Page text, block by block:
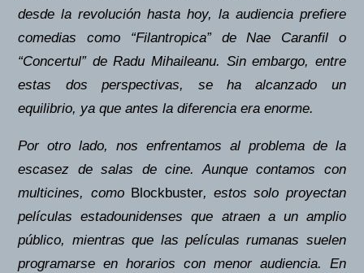
desde la revolución hasta hoy, la audiencia prefiere
comedias como “Filantropica” de Nae Caranfil o
“Concertul” de Radu Mihaileanu. Sin embargo, entre
estas dos perspectivas, se ha alcanzado un
equilibrio, ya que antes la diferencia era enorme.
Por otro lado, nos enfrentamos al problema de la
escasez de salas de cine. Aunque contamos con
multicines, como Blockbuster, estos solo proyectan
películas estadounidenses que atraen a un amplio
público, mientras que las películas rumanas suelen
programarse en horarios con menor audiencia. En